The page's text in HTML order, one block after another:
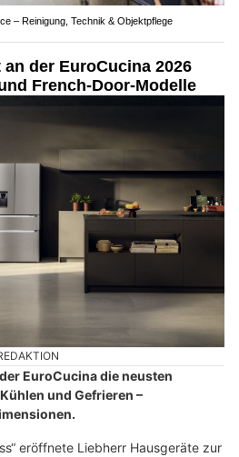
– Reinigung, Technik & Objektpflege
der EuroCucina 2026
French-Door-Modelle
EuroCucina die neusten
und Gefrieren –
eröffnete Liebherr Hausgeräte zur